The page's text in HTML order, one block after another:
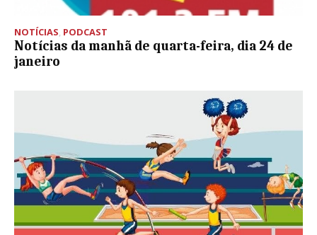
NOTÍCIAS, PODCAST
Notícias da manhã de quarta-feira, dia 24 de
janeiro